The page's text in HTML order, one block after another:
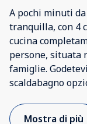
A pochi minuti
tranquilla, con 4
cucina
persone, situata
famiglie.
scaldabagno
Mostra di più